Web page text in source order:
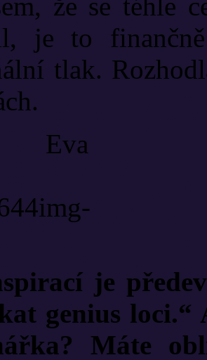
je to
tlak.
je
genius loci.“
Máte